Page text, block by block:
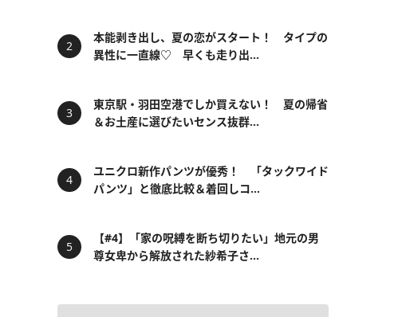
本能剥き出し、夏の恋がスタート！ タイプの
異性に一直線♡ 早くも走り出...
東京駅・羽田空港でしか買えない！ 夏の帰省
＆お土産に選びたいセンス抜群...
ユニクロ新作パンツが優秀！ 「タックワイド
パンツ」と徹底比較＆着回しコ...
【#4】「家の呪縛を断ち切りたい」地元の男
尊女卑から解放された紗希子さ...